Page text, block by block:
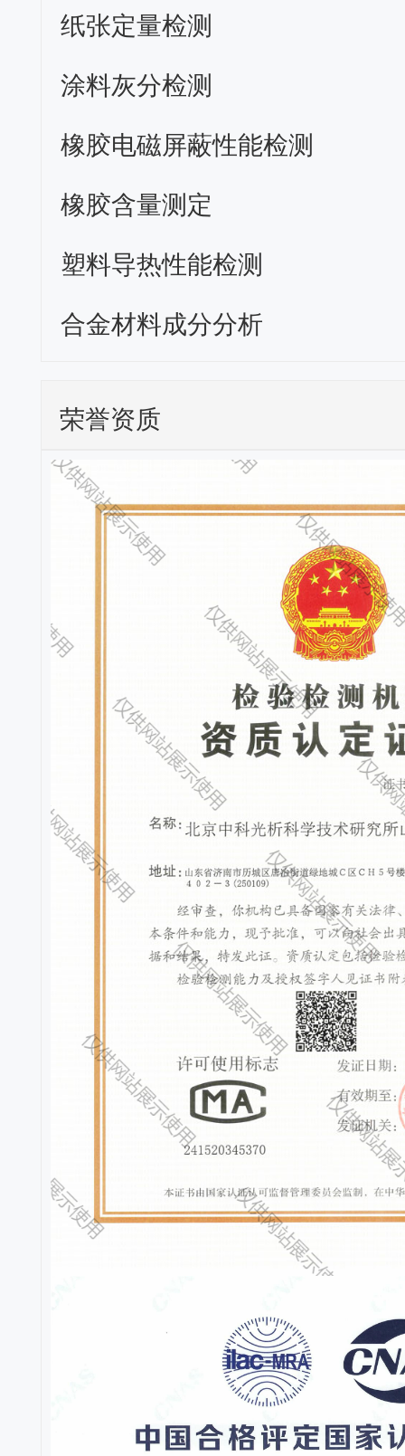
纸张定量检测
涂料灰分检测
橡胶电磁屏蔽性能检测
橡胶含量测定
塑料导热性能检测
合金材料成分分析
荣誉资质